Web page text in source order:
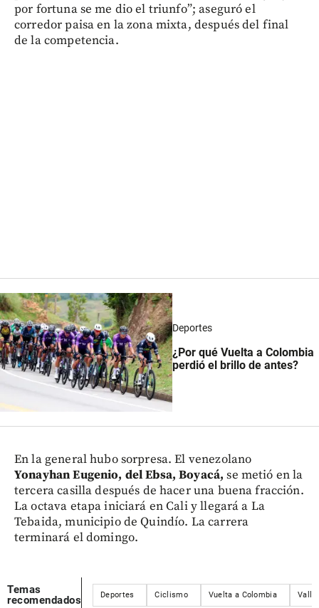
por fortuna se me dio el triunfo”; aseguró el
corredor paisa en la zona mixta, después del final
de la competencia.
Deportes
¿Por qué Vuelta a Colombia
perdió el brillo de antes?
En la general hubo sorpresa. El venezolano
Yonayhan Eugenio, del Ebsa, Boyacá,se metió en la
tercera casilla después de hacer una buena fracción.
La octava etapa iniciará en Cali y llegará a La
Tebaida, municipio de Quindío. La carrera
terminará el domingo.
Temas
recomendados
Deportes Ciclismo Vuelta a Colombia Valle